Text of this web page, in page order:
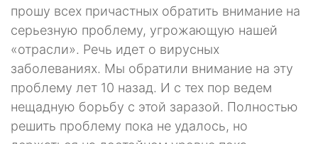
прошу всех причастных обратить внимание на
серьезную проблему, угрожающую нашей
«отрасли». Речь идет о вирусных
заболеваниях. Мы обратили внимание на эту
проблему лет 10 назад. И с тех пор ведем
нещадную борьбу с этой заразой. Полностью
решить проблему пока не удалось, но